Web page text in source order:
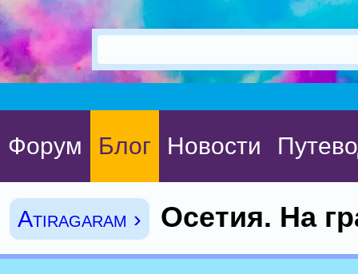
Форум Блог Новости
Atiragaram › Осетия. На